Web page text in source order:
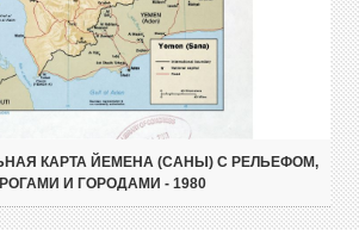
КАРТА ЙЕМЕНА (САНЫ) С РЕЛЬЕФОМ,
И ГОРОДАМИ - 1980